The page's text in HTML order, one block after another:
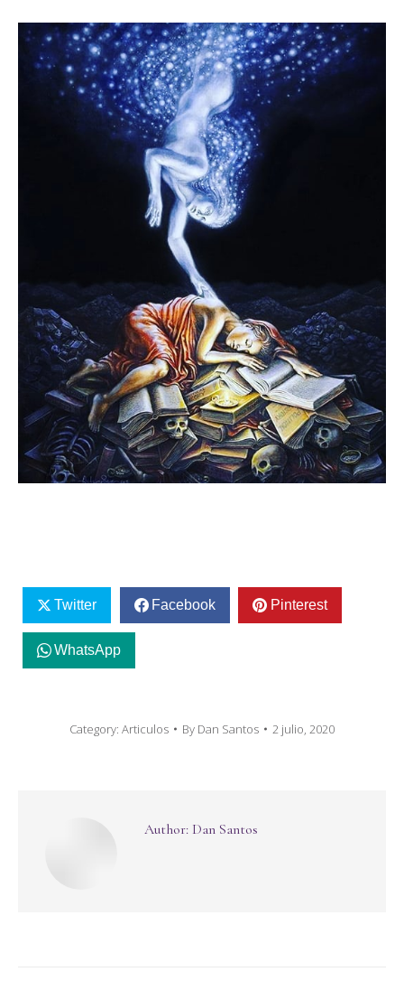
Twitter Facebook Pinterest
WhatsApp
Category: Articulos By Dan Santos 2 julio, 2020
Author: Dan Santos